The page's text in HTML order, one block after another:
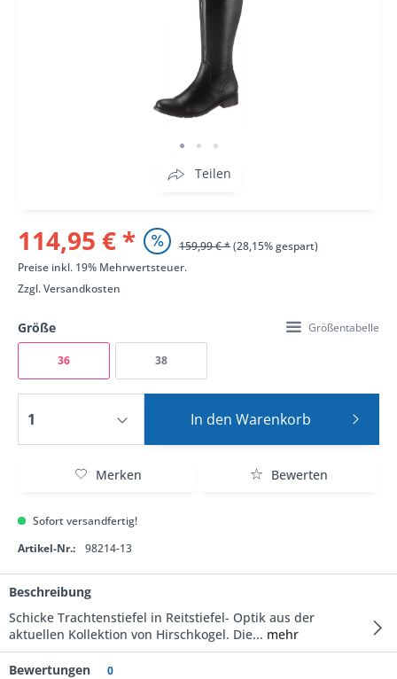
Teilen
114,95 € * 159,99 € *(28,15% gespart)
Preise inkl. 19% Mehrwertsteuer.
Zzgl.Versandkosten
Größe Größentabelle
36 38
In den Warenkorb
Merken Bewerten
Sofort versandfertig!
Artikel-Nr.:
98214-13
Beschreibung
Schicke Trachtenstiefel in Reitstiefel- Optik aus der
aktuellen Kollektion von Hirschkogel. Die... mehr
Bewertungen 0